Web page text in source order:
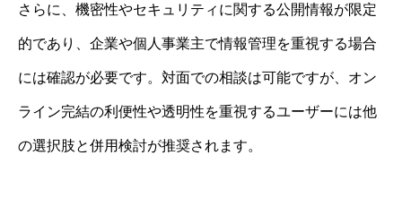
さらに、機密性やセキュリティに関する公開情報が限定
的であり、企業や個人事業主で情報管理を重視する場合
には確認が必要です。対面での相談は可能ですが、オン
ライン完結の利便性や透明性を重視するユーザーには他
の選択肢と併用検討が推奨されます。